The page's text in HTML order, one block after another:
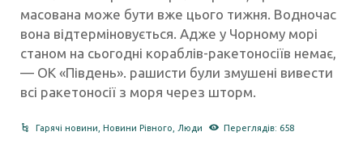
масована може бути вже цього тижня. Водночас
вона відтерміновується. Адже у Чорному морі
станом на сьогодні кораблів-ракетоносіїв немає,
— ОК «Південь». рашисти були змушені вивести
всі ракетоносії з моря через шторм.
Гарячі новини ,Новини Рівного Люди Переглядів: 658